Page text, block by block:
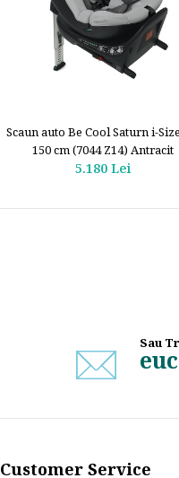
Scaun auto Be Cool Saturn i-
150 cm (7044 Z14) Antracit
5.180 Lei
Sau
Customer Service